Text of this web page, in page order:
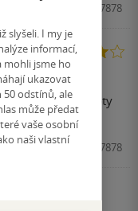
2019, 9788072527878
Recepty
2019, 9788072527878
slyšeli. I my je
informací,
mohli jsme ho
ukazovat
50 odstínů, ale
může předat
vaše osobní
naši vlastní